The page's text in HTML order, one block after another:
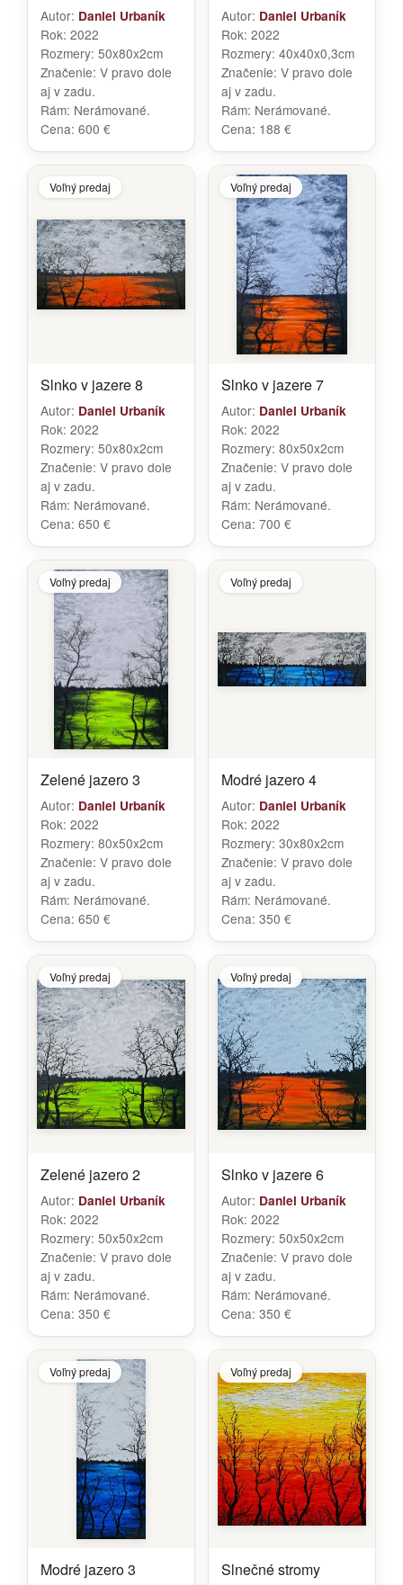
Autor: Daniel Urbaník
Rok: 2022
Rozmery: 50x80x2cm
Značenie: V pravo dole
aj v zadu.
Rám: Nerámované.
Cena: 600 €
Autor: Daniel Urbaník
Rok: 2022
Rozmery: 40x40x0,3cm
Značenie: V pravo dole
aj v zadu.
Rám: Nerámované.
Cena: 188 €
Voľný predaj
Slnko v jazere 8
Autor: Daniel Urbaník
Rok: 2022
Rozmery: 50x80x2cm
Značenie: V pravo dole
aj v zadu.
Rám: Nerámované.
Cena: 650 €
Voľný predaj
Slnko v jazere 7
Autor: Daniel Urbaník
Rok: 2022
Rozmery: 80x50x2cm
Značenie: V pravo dole
aj v zadu.
Rám: Nerámované.
Cena: 700 €
Voľný predaj
Zelené jazero 3
Autor: Daniel Urbaník
Rok: 2022
Rozmery: 80x50x2cm
Značenie: V pravo dole
aj v zadu.
Rám: Nerámované.
Cena: 650 €
Voľný predaj
Modré jazero 4
Autor: Daniel Urbaník
Rok: 2022
Rozmery: 30x80x2cm
Značenie: V pravo dole
aj v zadu.
Rám: Nerámované.
Cena: 350 €
Voľný predaj
Zelené jazero 2
Autor: Daniel Urbaník
Rok: 2022
Rozmery: 50x50x2cm
Značenie: V pravo dole
aj v zadu.
Rám: Nerámované.
Cena: 350 €
Voľný predaj
Slnko v jazere 6
Autor: Daniel Urbaník
Rok: 2022
Rozmery: 50x50x2cm
Značenie: V pravo dole
aj v zadu.
Rám: Nerámované.
Cena: 350 €
Voľný predaj
Modré jazero 3
Voľný predaj
Slnečné stromy